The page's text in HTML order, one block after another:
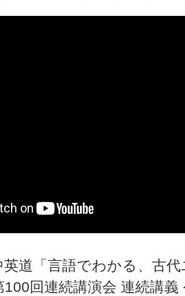
英道「言語でわかる、古
100回連続講演会 連続講